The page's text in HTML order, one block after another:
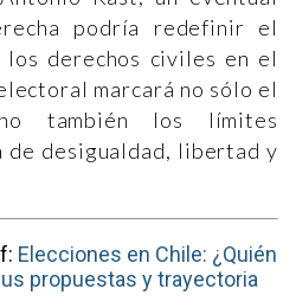
podría redefinir el
los derechos civiles en el
marcará no sólo el
también los límites
de desigualdad, libertad y
Elecciones en Chile: ¿Quién
propuestas y trayectoria